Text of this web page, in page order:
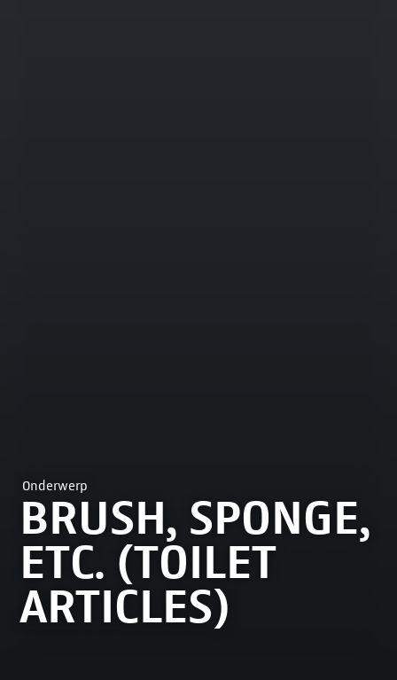
Onderwerp
BRUSH, SPONGE,
ETC. (TOILET
ARTICLES)